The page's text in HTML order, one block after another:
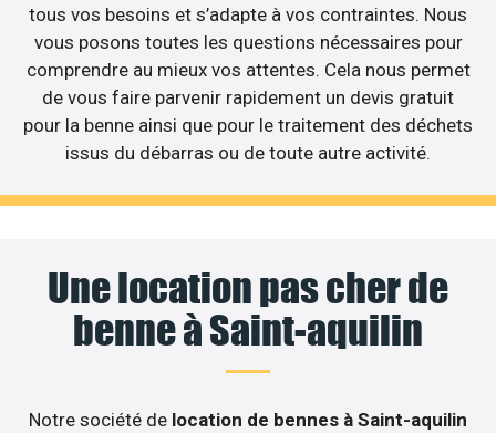
tous vos besoins et s’adapte à vos contraintes. Nous
vous posons toutes les questions nécessaires pour
comprendre au mieux vos attentes. Cela nous permet
de vous faire parvenir rapidement un devis gratuit
pour la benne ainsi que pour le traitement des déchets
issus du débarras ou de toute autre activité.
Une location pas cher de
benne à Saint-aquilin
Notre société de location de bennes à Saint-aquilin